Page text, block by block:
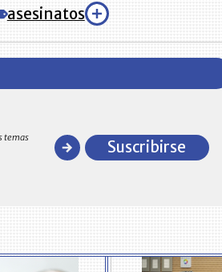
asesinatos
temas
comportamiento general y detallado de las
en ventas en ColombiaSuscribirse